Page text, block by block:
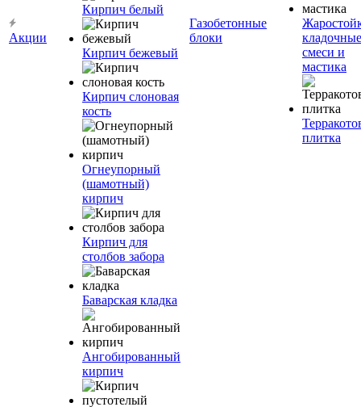
Акции
Кирпич белый
Кирпич бежевый
Кирпич слоновая
кость
Огнеупорный
(шамотный)
кирпич
Кирпич для
столбов забора
Баварская кладка
Ангобированный
кирпич
Газобетонные
блоки
кладочные
смеси и
мастика
плитка